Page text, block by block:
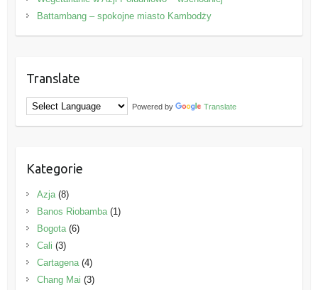
Battambang – spokojne miasto Kambodży
Translate
Powered by Translate
Kategorie
Azja(8)
Banos Riobamba(1)
Bogota(6)
Cali (3)
Cartagena(4)
Chang Mai (3)